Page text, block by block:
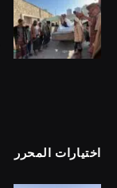
اختيارات المحرر